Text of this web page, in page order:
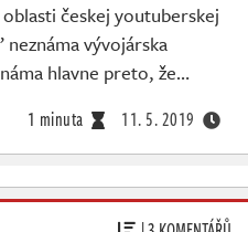
českej youtuberskej
vývojárska
hlavne preto, že…
1 minuta 11. 5. 2019